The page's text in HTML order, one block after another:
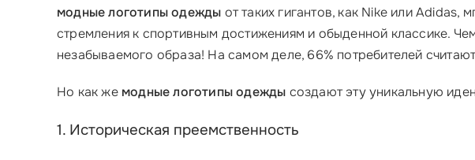
модные логотипы одежды от таких гигантов, как Nike или
стремления к спортивным достижениям и обыденной классике.
незабываемого образа! На самом деле, 66% потребителей
Но как же модные логотипы одежды создают эту уникальную
1. Историческая преемственность